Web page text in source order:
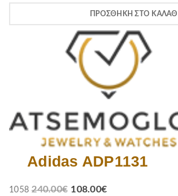
ΠΡΟΣΘΉΚΗ ΣΤΟ ΚΑΛΆΘΙ
Adidas ADP1131
1058 240.00€ 108.00€